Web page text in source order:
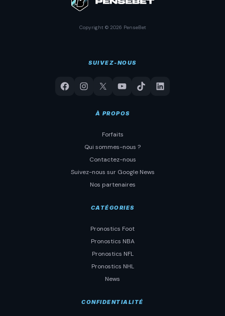
Copyright © 2026 PenseBet
SUIVEZ-NOUS
À PROPOS
Forfaits
Qui sommes-nous ?
Contactez-nous
Suivez-nous sur Google News
Nos partenaires
CATÉGORIES
Pronostics Foot
Pronostics NBA
Pronostics NFL
Pronostics NHL
News
CONFIDENTIALITÉ